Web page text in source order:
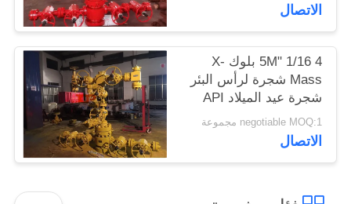
الاتصال
4 1/16 "5M بلوك X-
Mass شجرة لرأس البئر
شجرة عيد الميلاد API
6A
negotiable MOQ:1 مجموعة
الاتصال